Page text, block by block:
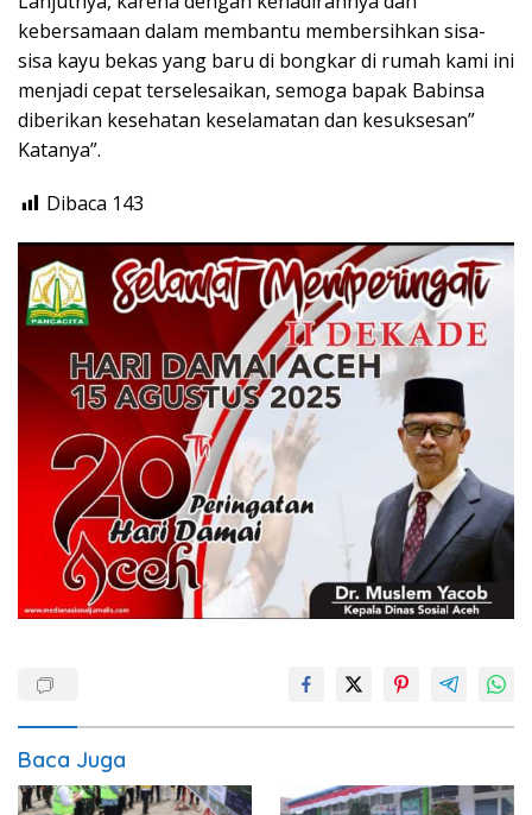
kebersamaan dalam membantu membersihkan sisa-
sisa kayu bekas yang baru di bongkar di rumah kami ini
menjadi cepat terselesaikan, semoga bapak Babinsa
diberikan kesehatan keselamatan dan kesuksesan”
Katanya”.
Dibaca 143
Baca Juga